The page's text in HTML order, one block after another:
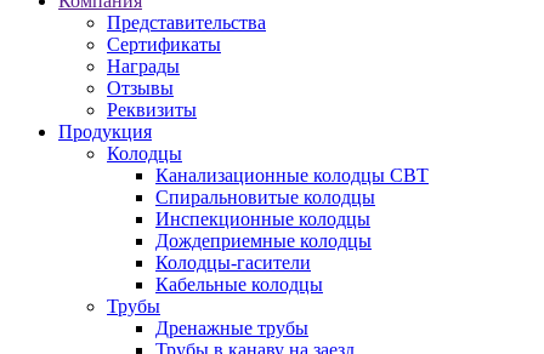
Представительства
Сертификаты
Награды
Отзывы
Реквизиты
Продукция
Колодцы
Канализационные колодцы СВТ
Спиральновитые колодцы
Инспекционные колодцы
Дождеприемные колодцы
Колодцы-гасители
Кабельные колодцы
Трубы
Дренажные трубы
Трубы в канаву на заезд